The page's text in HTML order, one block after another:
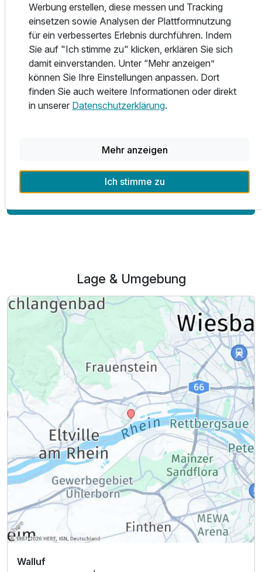
Ihren Reisen Ihr privates Refugium mit behaglichem
Komfort. Lassen Sie sich fallen & nehmen Sie sich Zeit für
sich selbst. Ihr Zuhause auf Reisen.
Genießen Sie die Aussicht auf die idyllische Landschaft
rund um den wunderschönen Weinort Walluf, während Sie
sich auf einen interessanten Geschäftstag oder
Freizeitaktivitäten vorbereiten. Der Rhein ist nur 2
Lage & Umgebung
Walluf
Werbung erstellen, diese messen und Tracking
einsetzen sowie Analysen der Plattformnutzung
für ein verbessertes Erlebnis durchführen. Indem
Sie auf "Ich stimme zu" klicken, erklären Sie sich
damit einverstanden. Unter “Mehr anzeigen”
können Sie Ihre Einstellungen anpassen. Dort
finden Sie auch weitere Informationen oder direkt
in unserer Datenschutzerklärung.
Mehr anzeigen
Ich stimme zu